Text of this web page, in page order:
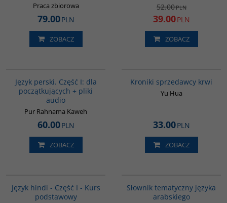
Praca zbiorowa
79.00PLN
ZOBACZ
52.00PLN
39.00PLN
ZOBACZ
Język perski. Część I: dla
początkujących + pliki
audio
Pur Rahnama Kaweh
60.00PLN
ZOBACZ
Kroniki sprzedawcy krwi
Yu Hua
33.00PLN
ZOBACZ
Język hindi - Część I - Kurs
podstawowy
Słownik tematyczny języka
arabskiego